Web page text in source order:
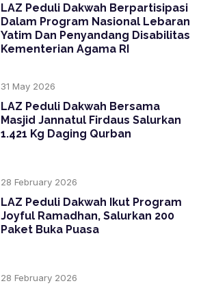
LAZ Peduli Dakwah Berpartisipasi
Dalam Program Nasional Lebaran
Yatim Dan Penyandang Disabilitas
Kementerian Agama RI
31 May 2026
LAZ Peduli Dakwah Bersama
Masjid Jannatul Firdaus Salurkan
1.421 Kg Daging Qurban
28 February 2026
LAZ Peduli Dakwah Ikut Program
Joyful Ramadhan, Salurkan 200
Paket Buka Puasa
28 February 2026